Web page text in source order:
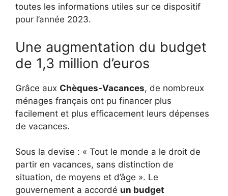
toutes les informations utiles sur ce dispositif
pour l’année 2023.
Une augmentation du budget
de 1,3 million d’euros
Grâce aux Chèques-Vacances, de nombreux
ménages français ont pu financer plus
facilement et plus efficacement leurs dépenses
de vacances.
Sous la devise : « Tout le monde a le droit de
partir en vacances, sans distinction de
situation, de moyens et d’âge ». Le
gouvernement a accordé un budget